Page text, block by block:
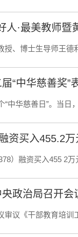
人·最美教师暨
授、博士生导师王德
“中华慈善奖”
“中华慈善日”。当日
资买入455.2
）融资买入455 2
政治局召开会
审议《干部教育培训